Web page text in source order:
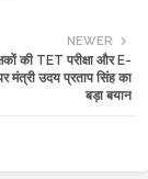
NEWER
की TET परीक्षा और E-
उदय प्रताप सिंह का
बड़ा बयान